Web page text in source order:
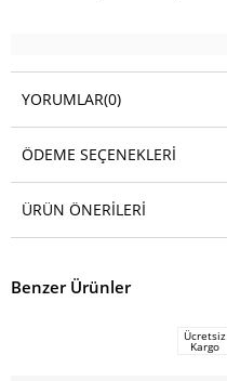
YORUMLAR(0)
ÖDEME SEÇENEKLERI
ÜRÜN ÖNERILERI
Benzer Ürünler
Ücretsiz
Kargo